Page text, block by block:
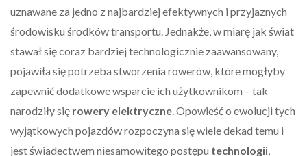
uznawane za jedno z najbardziej efektywnych i przyjaznych
środowisku środków transportu. Jednakże, w miarę jak świat
stawał się coraz bardziej technologicznie zaawansowany,
pojawiła się potrzeba stworzenia rowerów, które mogłyby
zapewnić dodatkowe wsparcie ich użytkownikom – tak
narodziły się rowery elektryczne. Opowieść o ewolucji tych
wyjątkowych pojazdów rozpoczyna się wiele dekad temu i
jest świadectwem niesamowitego postępu technologii,